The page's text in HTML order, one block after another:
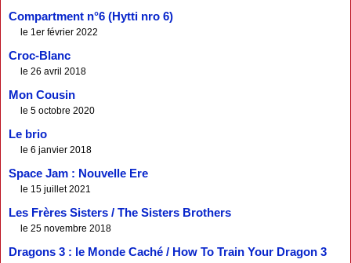
Compartment n°6 (Hytti nro 6)
le 1er février 2022
Croc-Blanc
le 26 avril 2018
Mon Cousin
le 5 octobre 2020
Le brio
le 6 janvier 2018
Space Jam : Nouvelle Ere
le 15 juillet 2021
Les Frères Sisters / The Sisters Brothers
le 25 novembre 2018
Dragons 3 : le Monde Caché / How To Train Your Dragon 3